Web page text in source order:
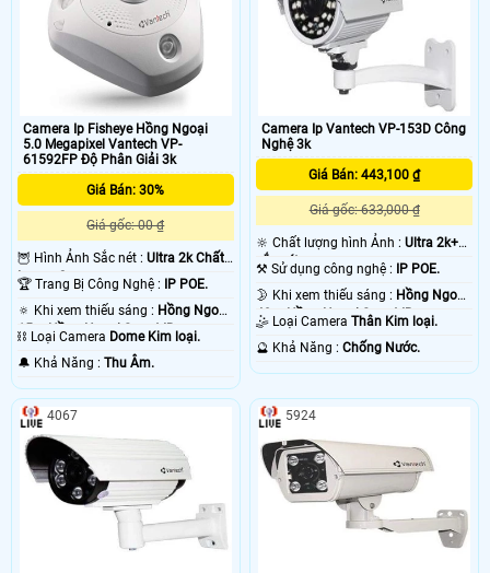
Camera Ip Fisheye Hồng Ngoại
5.0 Megapixel Vantech VP-
61592FP Độ Phân Giải 3k
Giá Bán: 30%
Giá gốc: 00 ₫
🦉 Hình Ảnh Sắc nét : Ultra 2k Chất
Lượng Cao .
🏆 Trang Bị Công Nghệ : IP POE.
🔅 Khi xem thiếu sáng : Hồng Ngoại
15m Hồng Ngoại Smart IR.
⛓ Loại Camera Dome Kim loại.
️🔔 Khả Năng : Thu Âm.
Camera Ip Vantech VP-153D Công
Nghệ 3k
Giá Bán: 443,100 ₫
Giá gốc: 633,000 ₫
🔆 Chất lượng hình Ảnh :Ultra 2k+
sắc nét .
⚒ Sử dụng công nghệ : IP POE.
🌛 Khi xem thiếu sáng : Hồng Ngoại
40m Hồng Ngoại Smart IR.
🤹 Loại CameraThân Kim loại.
️🔮 Khả Năng :Chống Nước.
4067 5924